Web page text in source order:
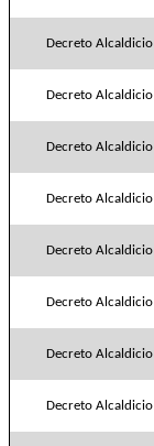
Decreto Alcaldicio
Decreto Alcaldicio
Decreto Alcaldicio
Decreto Alcaldicio
Decreto Alcaldicio
Decreto Alcaldicio
Decreto Alcaldicio
Decreto Alcaldicio